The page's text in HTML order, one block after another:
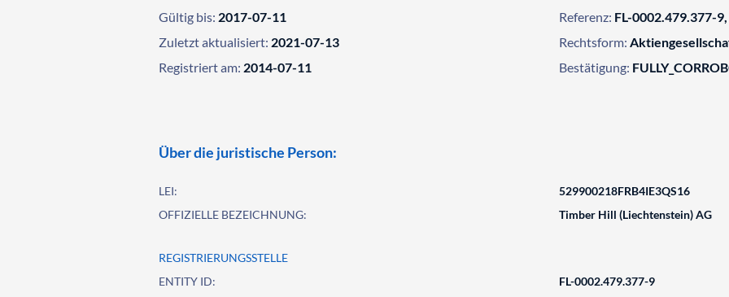
Gültig bis: 2017-07-11
Zuletzt aktualisiert: 2021-07-13
Registriert am: 2014-07-11
Referenz: FL-0002.479.377-
Rechtsform:
Bestätigung:
Über die juristische Person:
LEI:
529900218FRB4IE3QS16
OFFIZIELLE BEZEICHNUNG:
Timber Hill (Liechtenstein) AG
REGISTRIERUNGSSTELLE
ENTITY ID:
FL-0002.479.377-9